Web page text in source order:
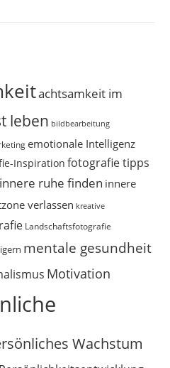
achtsamkeit im
leben bildbearbeitung
emotionale Intelligenz
Inspiration fotografie tipps
innere ruhe finden innere
verlassen kreative
Landschaftsfotografie
mentale gesundheit
Motivation
Wachstum